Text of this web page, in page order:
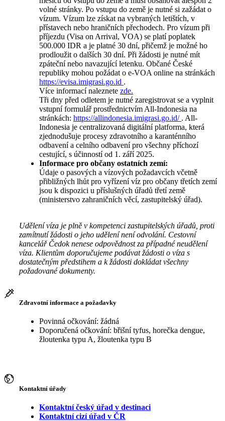
volné stránky. Po vstupu do země je nutné si zažádat o
vízum. Vízum lze získat na vybraných letištích, v
přístavech nebo hraničních přechodech. Pro vízum při
příjezdu (Visa on Arrival, VOA) se platí poplatek
500.000 IDR a je platné 30 dní, přičemž je možné ho
prodloužit o dalších 30 dní. Při žádosti je nutné mít
zpáteční nebo navazující letenku. Občané České
republiky mohou požádat o e-VOA online na stránkách
https://evisa.imigrasi.go.id .
Více informací naleznete zde.
Tři dny před odletem je nutné zaregistrovat se a vyplnit
vstupní formulář prostřednictvím All-Indonesia na
stránkách: https://allindonesia.imigrasi.go.id/ . All-
Indonesia je centralizovaná digitální platforma, která
zjednodušuje procesy zdravotního a karanténního
odbavení a celního odbavení pro všechny příchozí
cestující, s účinností od 1. září 2025.
Informace pro občany ostatních zemí:
Údaje o pasových a vízových požadavcích včetně
přibližných lhůt pro vyřízení víz pro občany třetích zemí
jsou k dispozici u příslušných úřadů třetí země
(ministerstvo zahraničních věcí, zastupitelský úřad).
Udělení víza je plně v kompetenci zastupitelských úřadů, proti
zamítnutí žádosti o jeho udělení není odvolání. Cestovní
kancelář Čedok nenese odpovědnost za případné neudělení
víza. Klientům doporučujeme podávat žádosti o víza s
dostatečným předstihem a k žádosti dokládat všechny
požadované dokumenty.
Zdravotní informace a požadavky
Povinná očkování: žádná
Doporučená očkování: břišní tyfus, horečka dengue,
žloutenka typu A, žloutenka typu B
Kontaktní úřady
Kontaktní český úřad v destinaci
Kontaktní cizí úřad v ČR